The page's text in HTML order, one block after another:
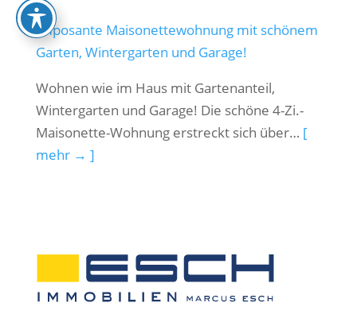
Imposante Maisonettewohnung mit schönem
Garten, Wintergarten und Garage!
Wohnen wie im Haus mit Gartenanteil,
Wintergarten und Garage! Die schöne 4-Zi.-
Maisonette-Wohnung erstreckt sich über… [
mehr → ]